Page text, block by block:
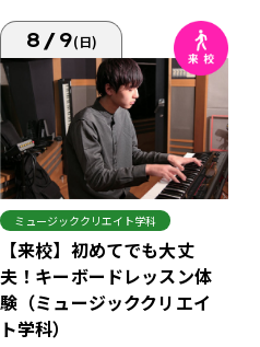
8/9(日)
ミュージッククリエイト学科
【来校】初めてでも大丈
夫！キーボードレッスン体
験（ミュージッククリエイ
ト学科）